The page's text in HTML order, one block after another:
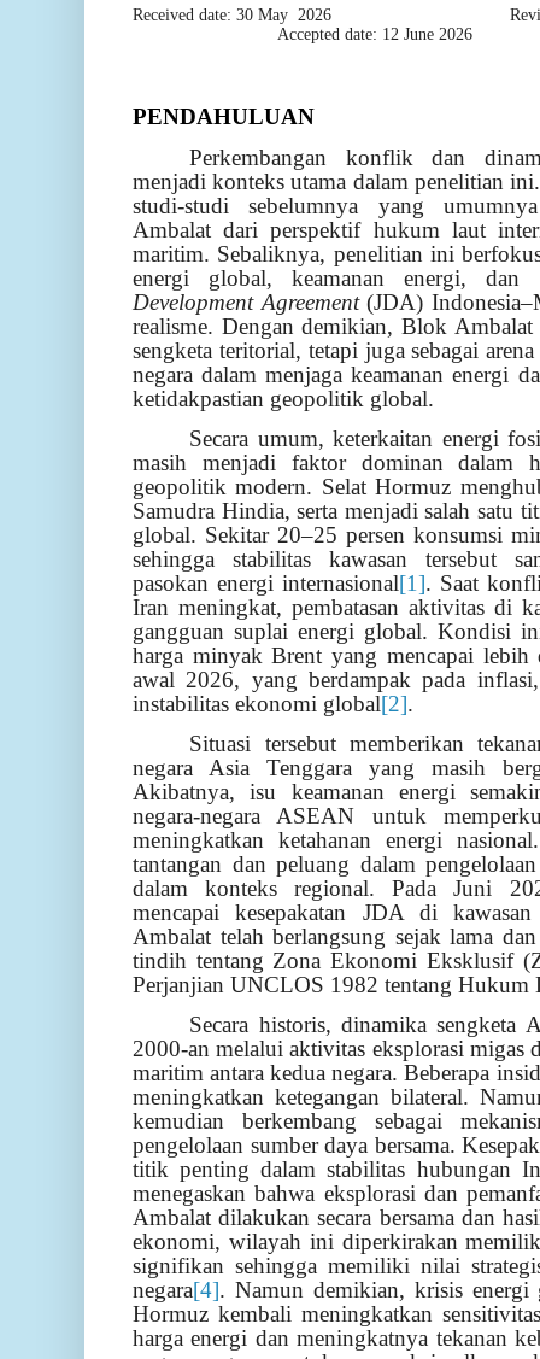
Received date: 30 May 2026
Accepted date: 12 June 2026
PENDAHULUAN
Perkembangan konflik dan
menjadi konteks utama dalam penelitian
studi-studi sebelumnya yang
Ambalat dari perspektif hukum laut
maritim. Sebaliknya, penelitian ini
energi global, keamanan energi,
Development Agreement(JDA)
realisme. Dengan demikian, Blok
sengketa teritorial, tetapi juga sebagai
negara dalam menjaga keamanan energi
ketidakpastian geopolitik global.
Secara umum, keterkaitan energi
masih menjadi faktor dominan dalam
geopolitik modern. Selat Hormuz
Samudra Hindia, serta menjadi salah satu
global. Sekitar 20–25 persen konsumsi
sehingga stabilitas kawasan tersebut
pasokan energi internasional[1]. Saat
Iran meningkat, pembatasan aktivitas di
gangguan suplai energi global. Kondisi
harga minyak Brent yang mencapai
awal 2026, yang berdampak pada
instabilitas ekonomi global[2].
Situasi tersebut memberikan
negara Asia Tenggara yang masih
Akibatnya, isu keamanan energi
negara-negara ASEAN untuk
meningkatkan ketahanan energi
tantangan dan peluang dalam
dalam konteks regional. Pada Juni
mencapai kesepakatan JDA di
Ambalat telah berlangsung sejak lama
tindih tentang Zona Ekonomi Eksklusif
Perjanjian UNCLOS 1982 tentang Hukum
Secara historis, dinamika sengketa
2000-an melalui aktivitas eksplorasi migas
maritim antara kedua negara. Beberapa
meningkatkan ketegangan bilateral.
kemudian berkembang sebagai
pengelolaan sumber daya bersama.
titik penting dalam stabilitas hubungan
menegaskan bahwa eksplorasi dan
Ambalat dilakukan secara bersama dan
ekonomi, wilayah ini diperkirakan
signifikan sehingga memiliki nilai
negara[4]. Namun demikian, krisis
Hormuz kembali meningkatkan
harga energi dan meningkatnya tekanan